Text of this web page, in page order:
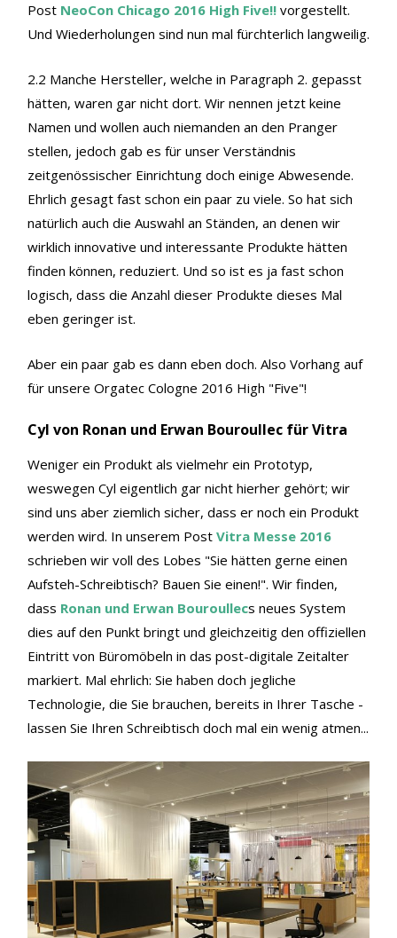
Post NeoCon Chicago 2016 High Five!! vorgestellt.
Und Wiederholungen sind nun mal fürchterlich langweilig.
2.2 Manche Hersteller, welche in Paragraph 2. gepasst
hätten, waren gar nicht dort. Wir nennen jetzt keine
Namen und wollen auch niemanden an den Pranger
stellen, jedoch gab es für unser Verständnis
zeitgenössischer Einrichtung doch einige Abwesende.
Ehrlich gesagt fast schon ein paar zu viele. So hat sich
natürlich auch die Auswahl an Ständen, an denen wir
wirklich innovative und interessante Produkte hätten
finden können, reduziert. Und so ist es ja fast schon
logisch, dass die Anzahl dieser Produkte dieses Mal
eben geringer ist.
Aber ein paar gab es dann eben doch. Also Vorhang auf
für unsere Orgatec Cologne 2016 High "Five"!
Cyl von Ronan und Erwan Bouroullec für Vitra
Weniger ein Produkt als vielmehr ein Prototyp,
weswegen Cyl eigentlich gar nicht hierher gehört; wir
sind uns aber ziemlich sicher, dass er noch ein Produkt
werden wird. In unserem Post Vitra Messe 2016
schrieben wir voll des Lobes "Sie hätten gerne einen
Aufsteh-Schreibtisch? Bauen Sie einen!". Wir finden,
dass Ronan und Erwan Bouroullecs neues System
dies auf den Punkt bringt und gleichzeitig den offiziellen
Eintritt von Büromöbeln in das post-digitale Zeitalter
markiert. Mal ehrlich: Sie haben doch jegliche
Technologie, die Sie brauchen, bereits in Ihrer Tasche -
lassen Sie Ihren Schreibtisch doch mal ein wenig atmen...